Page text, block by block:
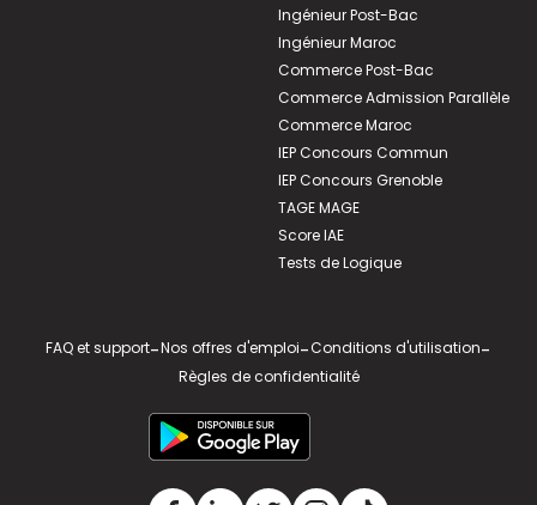
Ingénieur Post-Bac
Ingénieur Maroc
Commerce Post-Bac
Commerce Admission Parallèle
Commerce Maroc
IEP Concours Commun
IEP Concours Grenoble
TAGE MAGE
Score IAE
Tests de Logique
FAQ et support-Nos offres d'emploi-Conditions d'utilisation-
Règles de confidentialité